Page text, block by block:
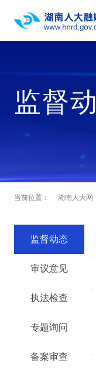
监督
当前位置： 湖南人大网
监督动态
审议意见
执法检查
专题询问
备案审查